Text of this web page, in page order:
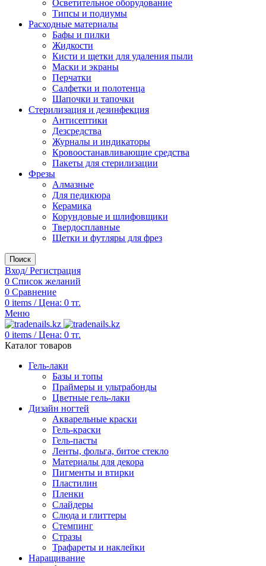
Осветительное оборудование
Типсы и подиумы
Расходные материалы
Бафы и пилки
Жидкости
Кисти и щетки для удаления пыли
Маски и экраны
Перчатки
Салфетки и полотенца
Шапочки и тапочки
Стерилизация и дезинфекция
Антисептики
Дезсредства
Журналы и индикаторы
Кровоостанавливающие средства
Пакеты для стерилизации
Фрезы
Алмазные
Для педикюра
Керамика
Корундовые и шлифовщики
Твердосплавные
Щетки и футляры для фрез
Поиск
Вход/ Регистрация
0 Список желаний
0 Сравнение
0 items / Цена: 0 тг.
Меню
0 items / Цена: 0 тг.
Каталог товаров
Гель-лаки
Базы и топы
Праймеры и ультрабонды
Цветные гель-лаки
Дизайн ногтей
Акварельные краски
Гель-краски
Гель-пасты
Ленты, фольга, битое стекло
Материалы для декора
Пигменты и втирки
Пластилин
Пленки
Слайдеры
Слюда и глиттеры
Стемпинг
Стразы
Трафареты и наклейки
Наращивание